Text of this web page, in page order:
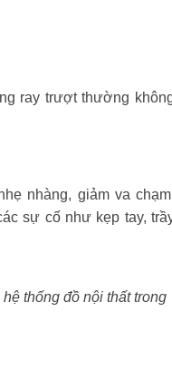
ray trượt thường
nhàng, giảm va
sự cố như kẹp tay,
thống đồ nội thất trong